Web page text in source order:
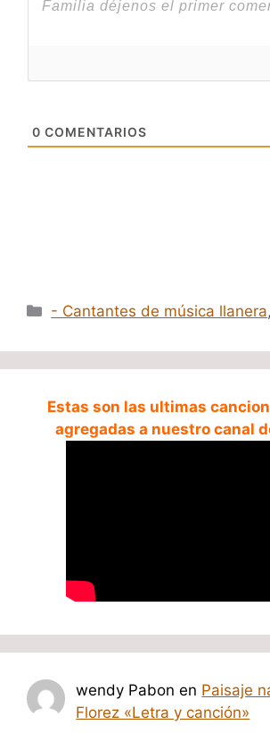
0 COMENTARIOS
Categorías
- Cantantes de música llanera
Estas son las ultimas
agregadas a nuestro canal
wendy Pabon en Paisaje
Florez «Letra y canción»